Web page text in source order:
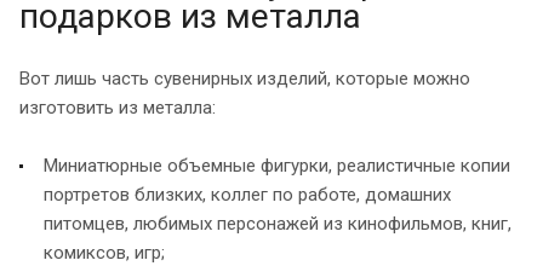
подарков из металла
Вот лишь часть сувенирных изделий, которые можно
изготовить из металла:
Миниатюрные объемные фигурки, реалистичные копии
портретов близких, коллег по работе, домашних
питомцев, любимых персонажей из кинофильмов, книг,
комиксов, игр;